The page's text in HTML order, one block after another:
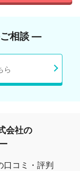
相談 ―
ら
会社の
コミ・評判